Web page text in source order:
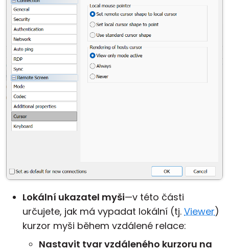
Lokální ukazatel myši—v této části
určujete, jak má vypadat lokální (tj. Viewer)
kurzor myši během vzdálené relace:
Nastavit tvar vzdáleného kurzoru na